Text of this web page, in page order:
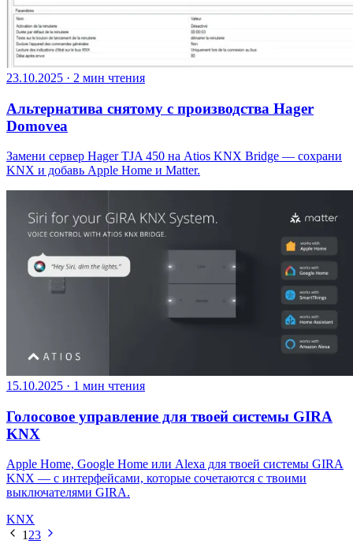
23.10.2025 · 2 мин чтения
Альтернатива снятому с производства Hager
Domovea
Замени сервер Hager TJA 450 на Atios KNX Bridge — сохрани
KNX и добавь Apple Home и Matter.
15.10.2025 · 1 мин чтения
Голосовое управление для твоей системы GIRA
KNX
Apple Home, Google Home или Alexa для твоей системы GIRA
KNX — с интерфейсами, которые сочетаются с твоими
выключателями GIRA.
KNX
1 23